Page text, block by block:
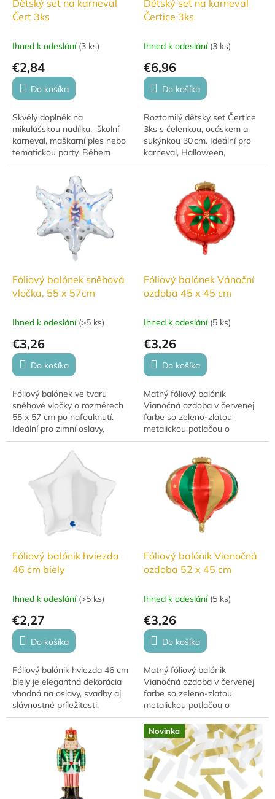
Dětský set na karneval
Čert 3ks
Ihned k odeslání (3 ks)
€2,84
Do košíka
Skvělý doplněk na
mikulášskou nadílku, školní
karneval, maškarní ples nebo
tematickou party. Během
chvilky sladíte s černým
oblečením a zrodí se malý
nezbeda ....
Dětský set na karneval
Čertice 3ks
Ihned k odeslání (3 ks)
€6,96
Do košíka
Roztomilý dětský set Čertice
3ks s čelenkou, ocáskem a
sukýnkou 30 cm. Ideální pro
karneval, Halloween,
maškarní ples nebo tematické
snadné nošení.
Fóliový balónek sněhová
vločka, 55 x 57cm
Ihned k odeslání (>5 ks)
€3,26
Do košíka
Fóliový balónek ve tvaru
sněhové vločky o rozměrech
55 x 57 cm po nafouknutí.
Ideální pro zimní oslavy,
narozeniny nebo dekorace na
tématické akce. Kompatibilní s
Fóliový balónek Vánoční
ozdoba 45 x 45 cm
Ihned k odeslání (5 ks)
€3,26
Do košíka
Matný fóliový balónik
Vianočná ozdoba v červenej
farbe so zeleno-zlatou
metalickou potlačou o
rozmere 45 × 45 cm. Vhodný
možné plniť vzduchom aj
héliom.
Fóliový balónik hviezda
46 cm biely
Ihned k odeslání (>5 ks)
€2,27
Do košíka
Fóliový balónik hviezda 46 cm
biely je elegantná dekorácia
vhodná na oslavy, svadby aj
slávnostné príležitosti.
Jednoduchý dizajn v tvare
hviezdy krásne doplní
akúkoľvek výzdobu.
Fóliový balónik Vianočná
ozdoba 52 x 45 cm
Ihned k odeslání (5 ks)
€3,26
Do košíka
Matný fóliový balónik
Vianočná ozdoba v červenej
farbe so zeleno-zlatou
metalickou potlačou o
rozmere 52 × 45 cm. Vhodný
ako vianočné dekorácie, je
možné plniť vzduchom aj
héliom.
Novinka